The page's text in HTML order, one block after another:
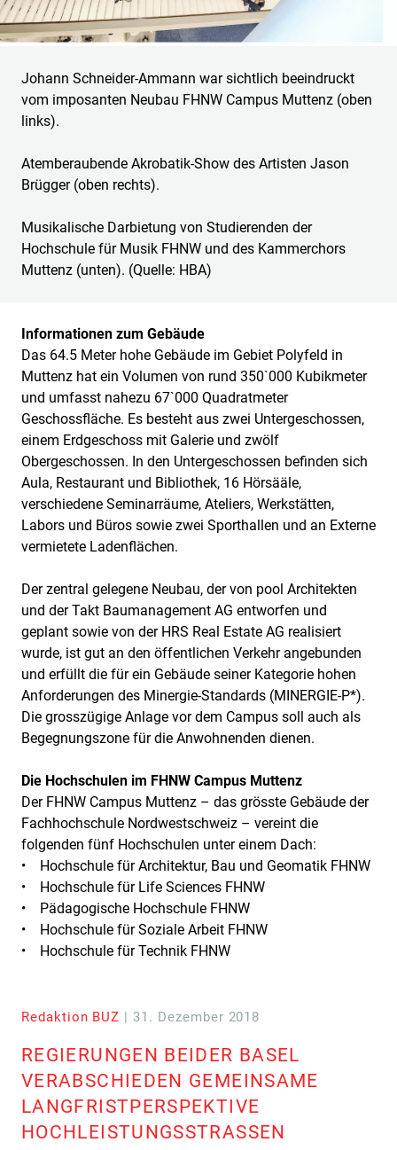
Johann Schneider-Ammann war sichtlich beeindruckt
vom imposanten Neubau FHNW Campus Muttenz (oben
links).
Atemberaubende Akrobatik-Show des Artisten Jason
Brügger (oben rechts).
Musikalische Darbietung von Studierenden der
Hochschule für Musik FHNW und des Kammerchors
Muttenz (unten). (Quelle: HBA)
Informationen zum Gebäude
Das 64.5 Meter hohe Gebäude im Gebiet Polyfeld in
Muttenz hat ein Volumen von rund 350`000 Kubikmeter
und umfasst nahezu 67`000 Quadratmeter
Geschossfläche. Es besteht aus zwei Untergeschossen,
einem Erdgeschoss mit Galerie und zwölf
Obergeschossen. In den Untergeschossen befinden sich
Aula, Restaurant und Bibliothek, 16 Hörsääle,
verschiedene Seminarräume, Ateliers, Werkstätten,
Labors und Büros sowie zwei Sporthallen und an Externe
vermietete Ladenflächen.
Der zentral gelegene Neubau, der von pool Architekten
und der Takt Baumanagement AG entworfen und
geplant sowie von der HRS Real Estate AG realisiert
wurde, ist gut an den öffentlichen Verkehr angebunden
und erfüllt die für ein Gebäude seiner Kategorie hohen
Anforderungen des Minergie-Standards (MINERGIE-P*).
Die grosszügige Anlage vor dem Campus soll auch als
Begegnungszone für die Anwohnenden dienen.
Die Hochschulen im FHNW Campus Muttenz
Der FHNW Campus Muttenz – das grösste Gebäude der
Fachhochschule Nordwestschweiz – vereint die
folgenden fünf Hochschulen unter einem Dach:
• Hochschule für Architektur, Bau und Geomatik FHNW
• Hochschule für Life Sciences FHNW
• Pädagogische Hochschule FHNW
• Hochschule für Soziale Arbeit FHNW
• Hochschule für Technik FHNW
Redaktion BUZ | 31. Dezember 2018
REGIERUNGEN BEIDER BASEL
VERABSCHIEDEN GEMEINSAME
LANGFRISTPERSPEKTIVE
HOCHLEISTUNGSSTRASSEN